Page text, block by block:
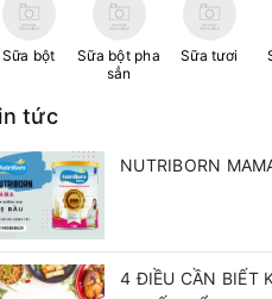
Sữa bột
Sữa bột pha
sẳn
Sữa tươi
tức
NUTRIBORN
4 ĐIỀU CẦN BIẾT